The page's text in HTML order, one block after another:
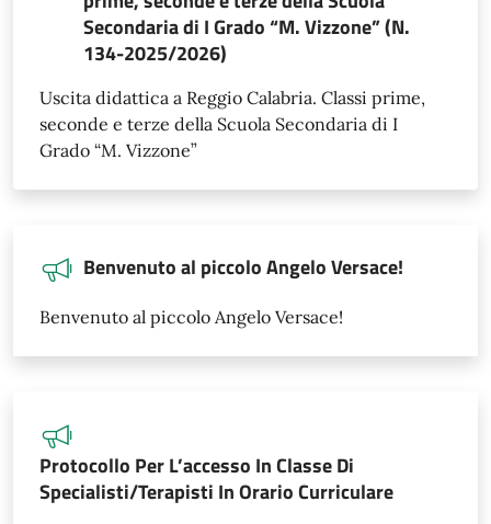
Secondaria di I Grado “M. Vizzone” (N.
134-2025/2026)
Uscita didattica a Reggio Calabria. Classi prime,
seconde e terze della Scuola Secondaria di I
Grado “M. Vizzone”
Benvenuto al piccolo Angelo Versace!
Benvenuto al piccolo Angelo Versace!
Protocollo Per L’accesso In Classe Di
Specialisti/Terapisti In Orario Curriculare